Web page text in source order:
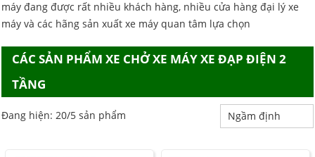
máy đang được rất nhiều khách hàng, nhiều cửa hàng đại lý xe
máy và các hãng sản xuất xe máy quan tâm lựa chọn
CÁC SẢN PHẨM XE CHỞ XE MÁY XE ĐẠP ĐIỆN 2
TẦNG
Đang hiện: 20/5 sản phẩm